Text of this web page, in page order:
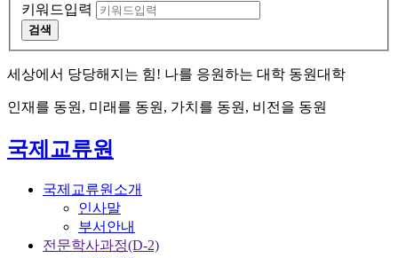
키워드입력
검색
세상에서 당당해지는 힘! 나를 응원하는 대학 동원대학
인재를 동원, 미래를 동원, 가치를 동원, 비전을 동원
국제교류원
국제교류원소개
인사말
부서안내
전문학사과정(D-2)